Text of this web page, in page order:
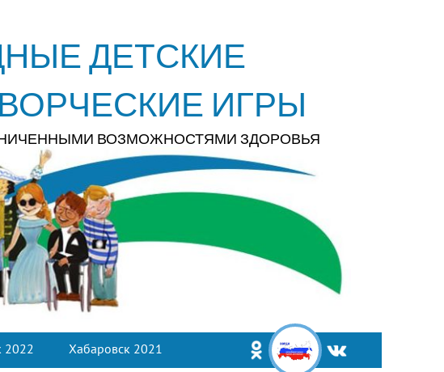
2022 Хабаровск 2021
ДЕТСКИЕ
ИГРЫ
ВОЗМОЖНОСТЯМИ ЗДОРОВЬЯ